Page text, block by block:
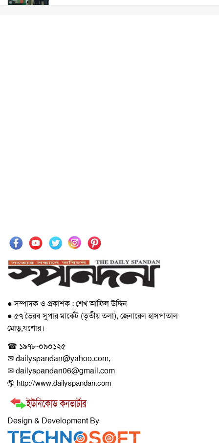
● সম্পাদক ও প্রকাশক : শেখ আফিল উদ্দিন
● ৫৭ ভৈরব সুপার মার্কেট (তৃতীয় তলা), জেনারেল হাসপাতাল
মোড়,যশোর।
☎ ১৯৭৮-০৯০১২৫
✉ dailyspandan@yahoo.com,
✉ dailyspandan06@gmail.com
🌎 http://www.dailyspandan.com
Design & Development By